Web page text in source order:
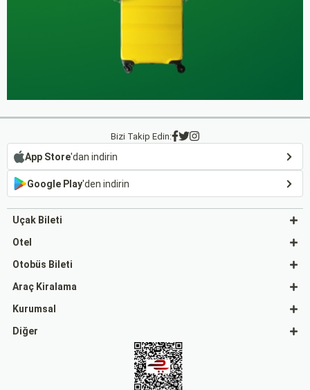
Bizi Takip Edin:
App Store'dan indirin
Google Play'den indirin
Uçak Bileti
Otel
Otobüs Bileti
Araç Kiralama
Kurumsal
Diğer